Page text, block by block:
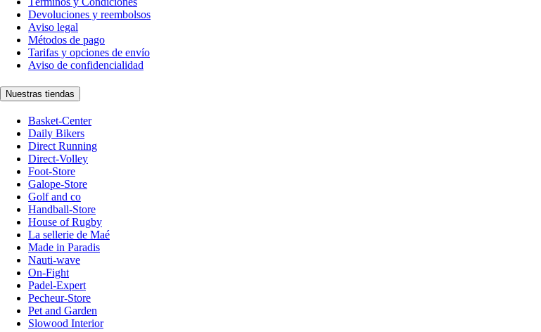
Devoluciones y reembolsos
Aviso legal
Métodos de pago
Tarifas y opciones de envío
Aviso de confidencialidad
Nuestras tiendas
Basket-Center
Daily Bikers
Direct Running
Direct-Volley
Foot-Store
Galope-Store
Golf and co
Handball-Store
House of Rugby
La sellerie de Maé
Made in Paradis
Nauti-wave
On-Fight
Padel-Expert
Pecheur-Store
Pet and Garden
Slowood Interior